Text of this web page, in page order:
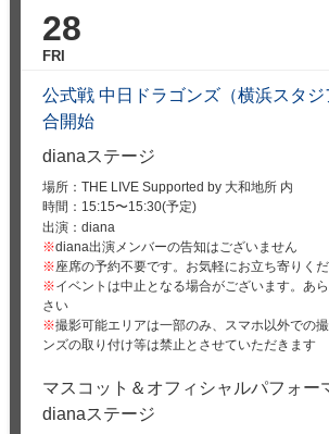
28
FRI
公式戦 中日ドラゴンズ（横浜スタ
合開始
dianaステージ
場所：THE LIVE Supported by 大和地所 内
時間： 15:15〜15:30(予定)
出演：diana
※diana出演メンバーの告知はございません
※座席の予約不要です。お気軽にお立ち寄りく
※イベントは中止となる場合がございます。あ
さい
※撮影可能エリアは一部のみ、スマホ以外での
ンズの取り付け等は禁止とさせていただきます
マスコット＆オフィシャルパフォー
dianaステージ